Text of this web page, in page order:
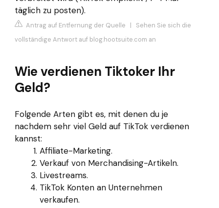
täglich zu posten).
Antrag auf Entfernung der Quelle | Sehen Sie sich die
vollständige Antwort auf blog.hootsuite.com an
Wie verdienen Tiktoker Ihr
Geld?
Folgende Arten gibt es, mit denen du je
nachdem sehr viel Geld auf TikTok verdienen
kannst:
Affiliate-Marketing.
Verkauf von Merchandising-Artikeln.
Livestreams.
TikTok Konten an Unternehmen
verkaufen.